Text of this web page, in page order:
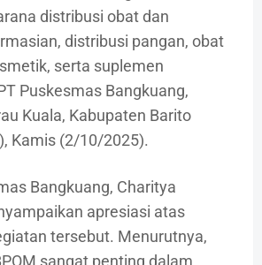
distribusi obat dan
distribusi pangan, obat
serta suplemen
Puskesmas Bangkuang,
Kuala, Kabupaten Barito
Kamis (2/10/2025).
Bangkuang, Charitya
apresiasi atas
tersebut. Menurutnya,
sangat penting dalam